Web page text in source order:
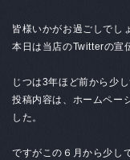
皆様いかがお過ごしでし
本日は当店のTwitterの宣
じつは3年ほど前から少
投稿内容は、ホームペー
した。
ですがこの６月から少し